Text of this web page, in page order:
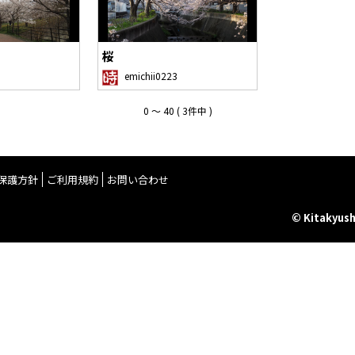
桜
emichii0223
0 〜 40 ( 3件中 )
護方針 ご利用規約 お問い合わせ
©